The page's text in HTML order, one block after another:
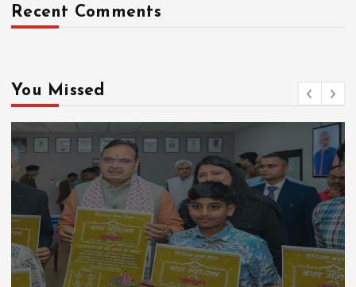
Recent Comments
You Missed